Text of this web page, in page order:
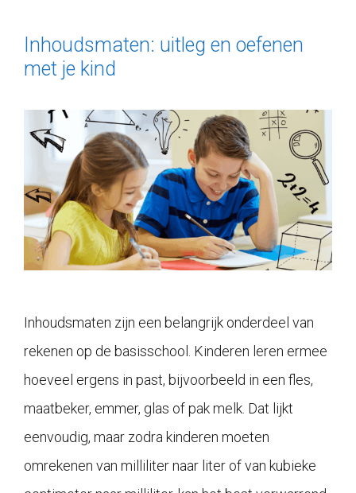
Inhoudsmaten: uitleg en oefenen
met je kind
Inhoudsmaten zijn een belangrijk onderdeel van
rekenen op de basisschool. Kinderen leren ermee
hoeveel ergens in past, bijvoorbeeld in een fles,
maatbeker, emmer, glas of pak melk. Dat lijkt
eenvoudig, maar zodra kinderen moeten
omrekenen van milliliter naar liter of van kubieke